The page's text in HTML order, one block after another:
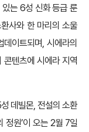
는 6성 신화 등급 룬
사와 한 마리의 소울
이트되며, 시에라의
콘텐츠에 시에라 지역
데빌몬, 전설의 소환
정원’이 오는 2월 7일